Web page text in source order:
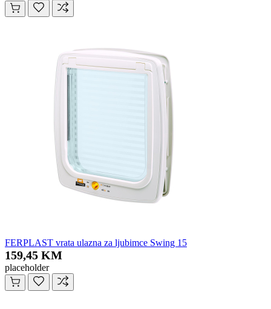
FERPLAST vrata ulazna za ljubimce Swing 15
159,45 KM
placeholder